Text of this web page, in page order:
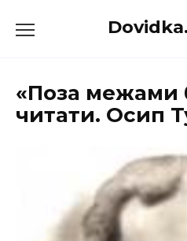
до
«Поза межами
читати. Осип